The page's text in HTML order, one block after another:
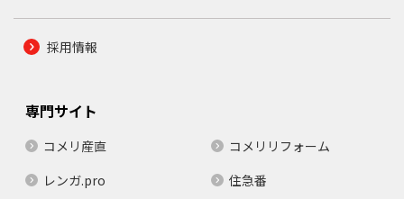
採用情報
専門サイト
コメリ産直
コメリリフォーム
レンガ.pro
住急番